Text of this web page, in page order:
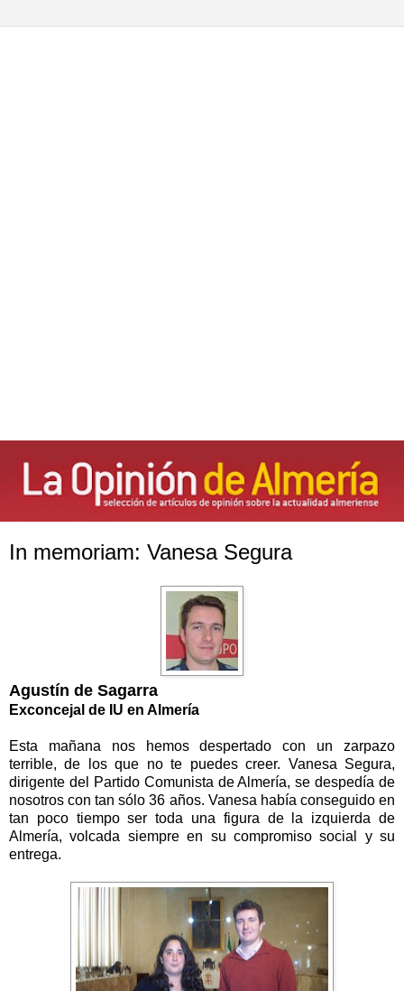
In memoriam: Vanesa Segura
Agustín de Sagarra
Exconcejal de IU en Almería
Esta mañana nos hemos despertado con un zarpazo
terrible, de los que no te puedes creer. Vanesa Segura,
dirigente del Partido Comunista de Almería, se despedía de
nosotros con tan sólo 36 años. Vanesa había conseguido en
tan poco tiempo ser toda una figura de la izquierda de
Almería, volcada siempre en su compromiso social y su
entrega.